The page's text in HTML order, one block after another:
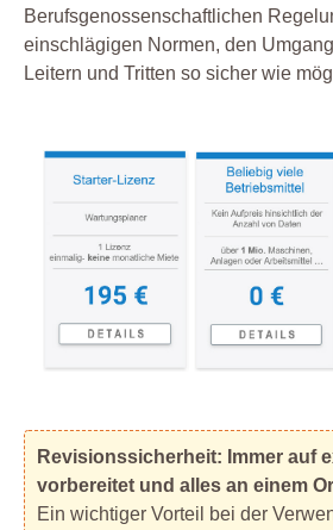
Berufsgenossenschaftlichen
einschlägigen Normen, den
Leitern und Tritten so sicher wie
Revisionssicherheit: Immer auf
vorbereitet und alles an einem
Ein wichtiger Vorteil bei der